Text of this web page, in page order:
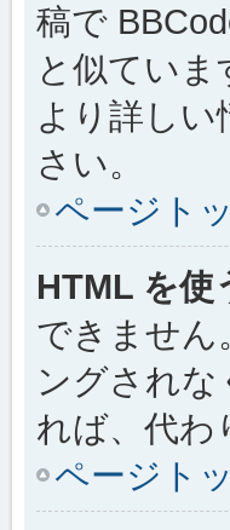
稿で
と似てい
より詳しい
さい。
ページト
HTML を使
できません
ングされ
れば、代わ
ページト